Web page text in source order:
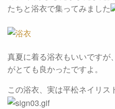
たちと浴衣で集ってみました
真夏に着る浴衣もいいですが
がとても良かったですよ。
この浴衣、実は平松ネイリス